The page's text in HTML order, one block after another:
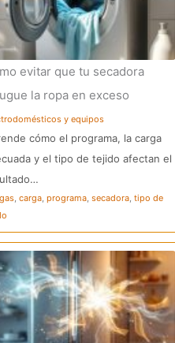
evitar que tu secadora
la ropa en exceso
y equipos
cómo el programa, la carga
y el tipo de tejido afectan el
, carga, programa, secadora, tipo de